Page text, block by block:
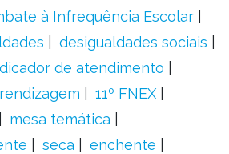
à Infrequência Escolar
desigualdades sociais
de atendimento
11º FNEX
mesa temática
seca
enchente